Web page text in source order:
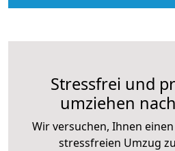
Stressfrei und
umziehen
Wir versuchen, Ihnen
stressfreien Umzug